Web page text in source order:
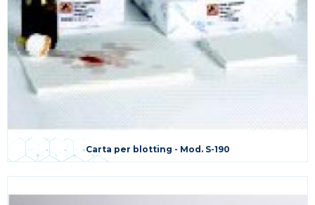
Carta per blotting - Mod. S-190